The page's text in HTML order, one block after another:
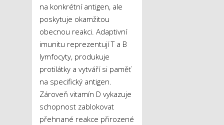
na konkrétní antigen, ale
poskytuje okamžitou
obecnou reakci. Adaptivní
imunitu reprezentují T a B
lymfocyty, produkuje
protilátky a vytváří si paměť
na specifický antigen.
Zároveň vitamín D vykazuje
schopnost zablokovat
přehnané reakce přirozené